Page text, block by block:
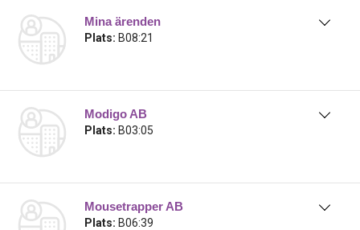
Mina ärenden
Plats: B08:21
Modigo AB
Plats: B03:05
Mousetrapper AB
Plats: B06:39